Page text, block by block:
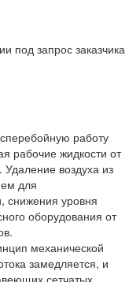
под запрос заказчика
работу
рабочие жидкости от
Удаление воздуха из
для
снижения уровня
оборудования от
механической
замедляется, и
сетчатых